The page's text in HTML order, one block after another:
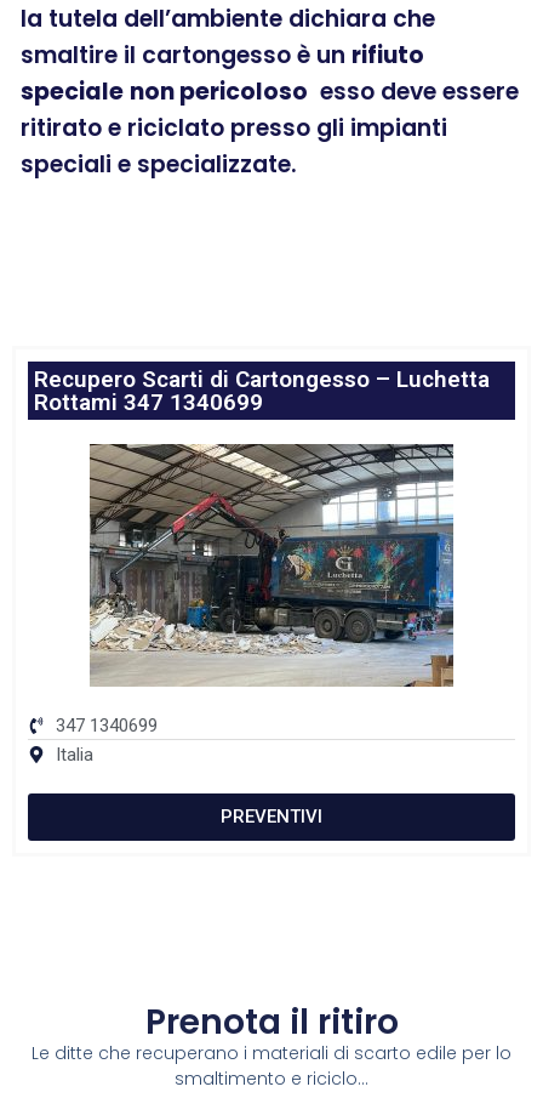
la tutela dell’ambiente dichiara che
smaltire il cartongesso è un rifiuto
speciale non pericoloso esso deve essere
ritirato e riciclato presso gli impianti
speciali e specializzate.
Recupero Scarti di Cartongesso – Luchetta
Rottami 347 1340699
347 1340699
Italia
PREVENTIVI
Prenota il ritiro
Le ditte che recuperano i materiali di scarto edile per lo
smaltimento e riciclo...